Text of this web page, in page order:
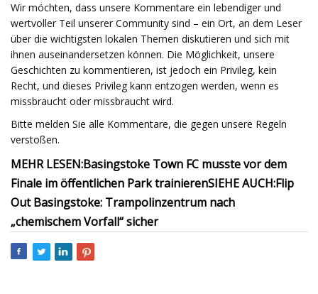
Wir möchten, dass unsere Kommentare ein lebendiger und
wertvoller Teil unserer Community sind – ein Ort, an dem Leser
über die wichtigsten lokalen Themen diskutieren und sich mit
ihnen auseinandersetzen können. Die Möglichkeit, unsere
Geschichten zu kommentieren, ist jedoch ein Privileg, kein
Recht, und dieses Privileg kann entzogen werden, wenn es
missbraucht oder missbraucht wird.
Bitte melden Sie alle Kommentare, die gegen unsere Regeln
verstoßen.
MEHR LESEN:Basingstoke Town FC musste vor dem
Finale im öffentlichen Park trainierenSIEHE AUCH:Flip
Out Basingstoke: Trampolinzentrum nach
„chemischem Vorfall“ sicher